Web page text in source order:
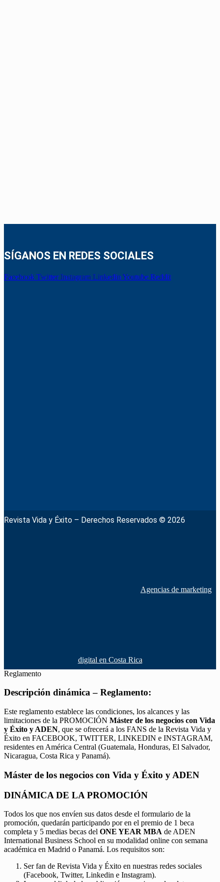
SÍGANOS EN REDES SOCIALES
Facebook Twitter Instagram Linkedin Youtube Reddit
Revista Vida y Éxito – Derechos Reservados © 2026
Agencias de marketing
digital en Costa Rica
Reglamento
Descripción dinámica – Reglamento:
Este reglamento establece las condiciones, los alcances y las
limitaciones de la PROMOCIÓN Máster de los negocios con Vida
y Éxito y ADEN, que se ofrecerá a los FANS de la Revista Vida y
Éxito en FACEBOOK, TWITTER, LINKEDIN e INSTAGRAM,
residentes en América Central (Guatemala, Honduras, El Salvador,
Nicaragua, Costa Rica y Panamá).
Máster de los negocios con Vida y Éxito y ADEN
DINÁMICA DE LA PROMOCIÓN
Todos los que nos envíen sus datos desde el formulario de la
promoción, quedarán participando por en el premio de 1 beca
completa y 5 medias becas del ONE YEAR MBA de ADEN
International Business School en su modalidad online con semana
académica en Madrid o Panamá. Los requisitos son:
Ser fan de Revista Vida y Éxito en nuestras redes sociales
(Facebook, Twitter, Linkedin e Instagram).